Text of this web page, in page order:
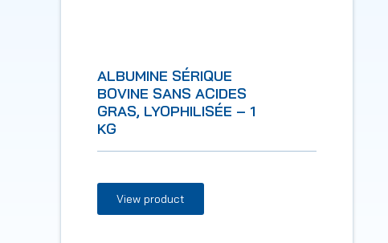
ALBUMINE SÉRIQUE
BOVINE SANS ACIDES
GRAS, LYOPHILISÉE – 1
KG
View product